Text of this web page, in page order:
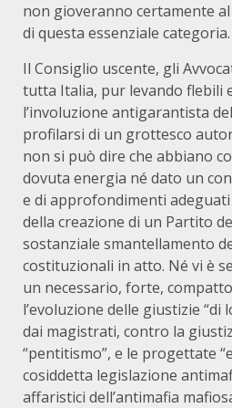
non gioveranno certamente
di questa essenziale categoria.
Il Consiglio uscente, gli
tutta Italia, pur levando flebili
l’involuzione antigarantista
profilarsi di un grottesco
non si può dire che abbiano
dovuta energia né dato un
e di approfondimenti
della creazione di un Partito
sostanziale smantellamento
costituzionali in atto. Né vi è
un necessario, forte,
l’evoluzione delle giustizie “di
dai magistrati, contro la
“pentitismo”, e le progettate
cosiddetta legislazione
affaristici dell’antimafia